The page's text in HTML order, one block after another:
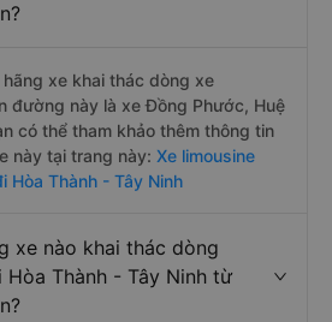
xe khai thác dòng xe
đường này là xe Đồng Phước, Huệ
có thể tham khảo thêm thông tin
này tại trang này: Xe limousine
Hòa Thành - Tây Ninh
xe nào khai thác dòng
Thành - Tây Ninh từ